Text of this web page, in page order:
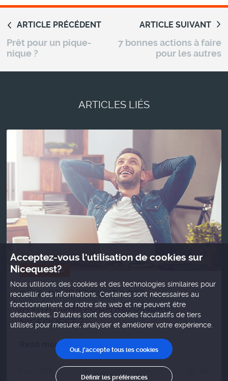
ARTICLE PRÉCÉDENT
Prêt pour un pique-
nique ?
ARTICLE SUIVANT
7 bonnes actions à faire
pour les autres
ARTICLES LIÉS
NICENEWS
OÙ PUIS-JE TROUVER DES
INVITATIONS POUR REJOINDRE
NICEQUEST ?
Read more
Acceptez-vous l'utilisation de cookies sur
Nicequest?
Nous utilisons des cookies et des technologies similaires pour
recueillir des informations. Certaines sont nécessaires au
fonctionnement de notre site web et ne peuvent être
désactivées. D'autres sont des cookies facultatifs de tiers
utilisés pour mesurer, analyser et améliorer votre expérience.
Oui, j'accepte tous les cookies
Définir les préférences